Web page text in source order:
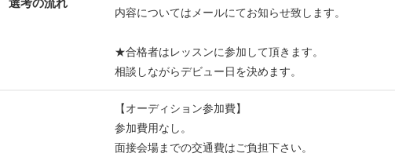
選考の流れ
内容についてはメールにてお知らせ致します。
★合格者はレッスンに参加して頂きます。
相談しながらデビュー日を決めます。
【オーディション参加費】
参加費用なし。
面接会場までの交通費はご負担下さい。